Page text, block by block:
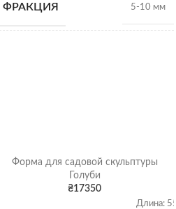
ФРАКЦИЯ 5-10 мм
ОТГРУЗКА Щебень насыпью
Форма для садовой скульптуры
Голуби
₴17350
Длина: 55